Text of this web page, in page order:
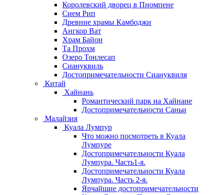
Королевский дворец в Пномпене
Сием Рип
Древние храмы Камбоджи
Ангкор Ват
Храм Байон
Та Прохм
Озеро Тонлесап
Сиануквиль
Достопримечательности Сиануквиля
Китай
Хайнань
Романтический парк на Хайнане
Достопримечательности Саньи
Малайзия
Куала Лумпур
Что можно посмотреть в Куала
Лумпуре
Достопримечательности Куала
Лумпура. Часть1-я.
Достопримечательности Куала
Лумпура. Часть 2-я.
Ярчайшие достопримечательности